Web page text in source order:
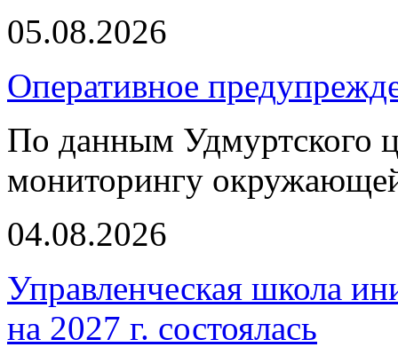
05.08.2026
Оперативное
По данным Удмуртского
мониторингу
04.08.2026
Управленческая школа
на 2027 г. состоялась